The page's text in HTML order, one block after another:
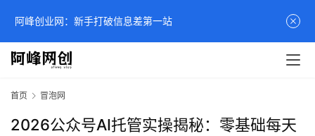
首页 冒泡网
2026公众号AI托管实操揭秘：零基础每天
阿峰创业网：新手打破信息差第一站